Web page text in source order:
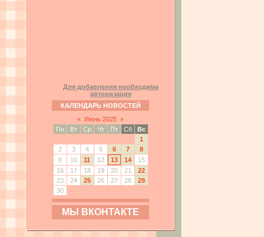
Для добавления необходима
авторизация
КАЛЕНДАРЬ НОВОСТЕЙ
«
Июнь 2025 »
Пн
Вт Ср Чт Пт Сб
Вс
1
2
3 4 5 6 7
8
9
10 11 12 13 14
15
16
17 18 19 20 21
22
23
24 25 26 27 28
29
30
МЫ ВКОНТАКТЕ